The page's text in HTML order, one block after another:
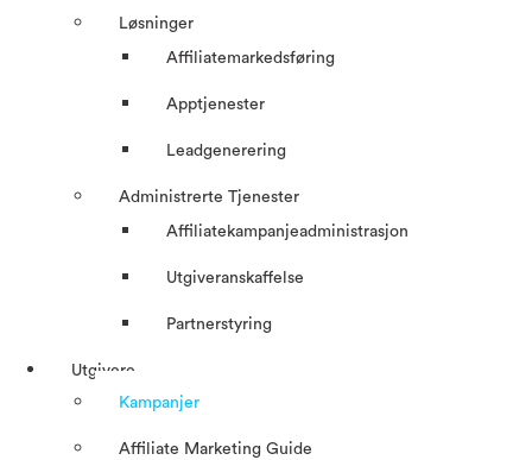
Løsninger
Affiliatemarkedsføring
Apptjenester
Leadgenerering
Administrerte Tjenester
Affiliatekampanjeadministrasjon
Utgiveranskaffelse
Partnerstyring
Utgivere
Kampanjer
Affiliate Marketing Guide